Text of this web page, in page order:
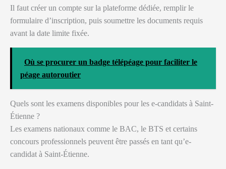
Il faut créer un compte sur la plateforme dédiée, remplir le
formulaire d’inscription, puis soumettre les documents requis
avant la date limite fixée.
Où se procurer un badge télépéage pour faciliter le
péage autoroutier
Quels sont les examens disponibles pour les e-candidats à Saint-
Étienne ?
Les examens nationaux comme le BAC, le BTS et certains
concours professionnels peuvent être passés en tant qu’e-
candidat à Saint-Étienne.